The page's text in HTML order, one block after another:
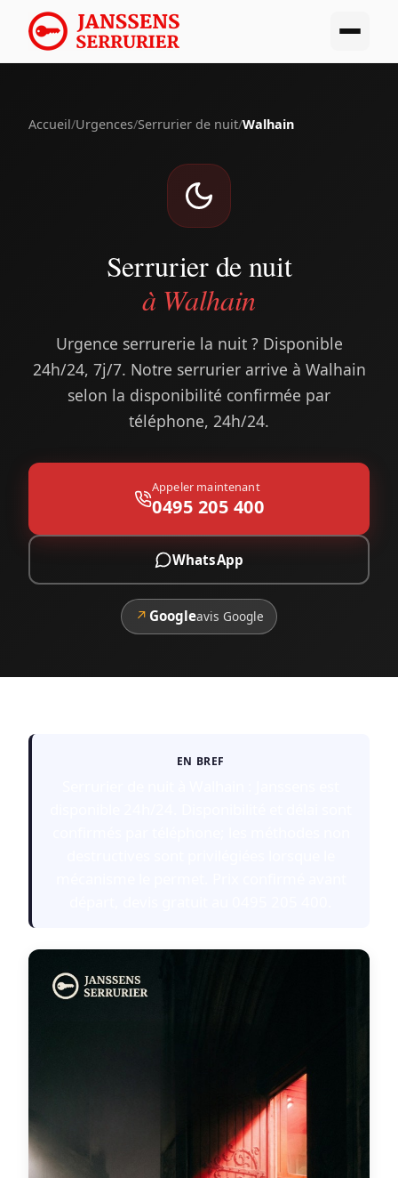
Accueil/Urgences/Serrurier de nuit/Walhain
Serrurier de nuit
à Walhain
Urgence serrurerie la nuit ? Disponible
24h/24, 7j/7. Notre serrurier arrive à Walhain
selon la disponibilité confirmée par
téléphone, 24h/24.
Appeler maintenant
0495 205 400
WhatsApp
↗ Googleavis Google
EN BREF